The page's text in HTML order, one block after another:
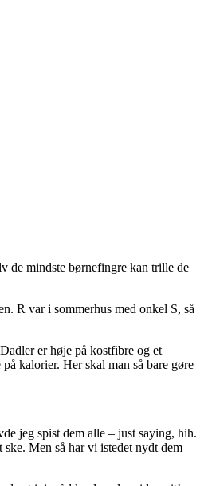
de mindste børnefingre kan trille de
R var i sommerhus med onkel S, så
er høje på kostfibre og et
kalorier. Her skal man så bare gøre
jeg spist dem alle – just saying, hih.
Men så har vi istedet nydt dem